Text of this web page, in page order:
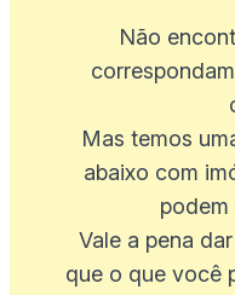
Não
Mas temos
abaixo com
podem
Vale a pena
que o que você